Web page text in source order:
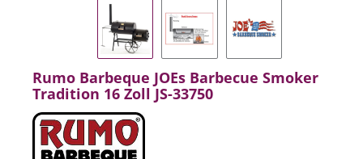
Rumo Barbeque JOEs Barbecue Smoker
Tradition 16 Zoll JS-33750